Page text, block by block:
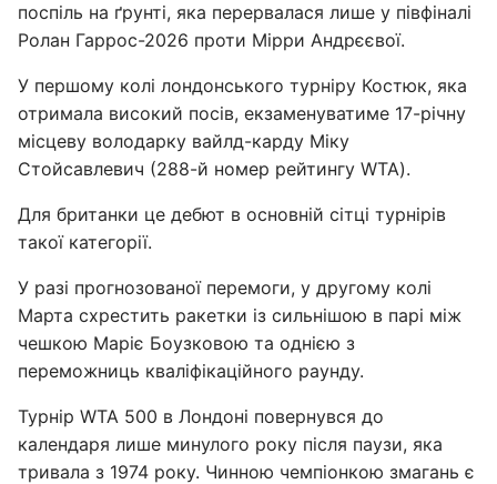
поспіль на ґрунті, яка перервалася лише у півфіналі
Ролан Гаррос-2026 проти Мірри Андрєєвої.
У першому колі лондонського турніру Костюк, яка
отримала високий посів, екзаменуватиме 17-річну
місцеву володарку вайлд-карду Міку
Стойсавлевич (288-й номер рейтингу WTA).
Для британки це дебют в основній сітці турнірів
такої категорії.
У разі прогнозованої перемоги, у другому колі
Марта схрестить ракетки із сильнішою в парі між
чешкою Маріє Боузковою та однією з
переможниць кваліфікаційного раунду.
Турнір WTA 500 в Лондоні повернувся до
календаря лише минулого року після паузи, яка
тривала з 1974 року. Чинною чемпіонкою змагань є